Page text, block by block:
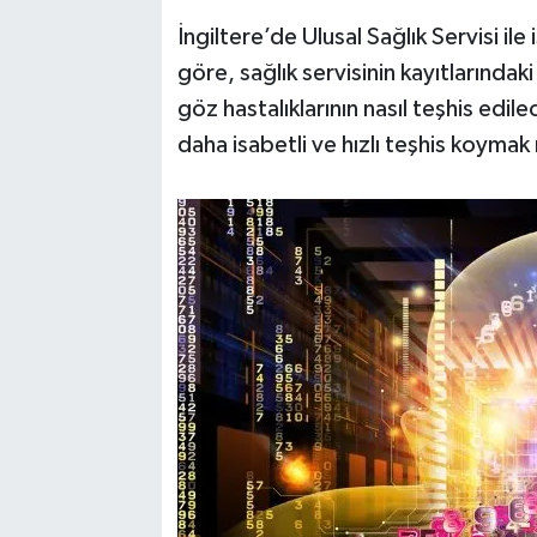
İngiltere’de Ulusal Sağlık Servisi
göre, sağlık servisinin
göz hastalıklarının nasıl teşhis
daha isabetli ve hızlı teşhis